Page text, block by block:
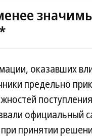
оказавших
предельно
официальный
принятии